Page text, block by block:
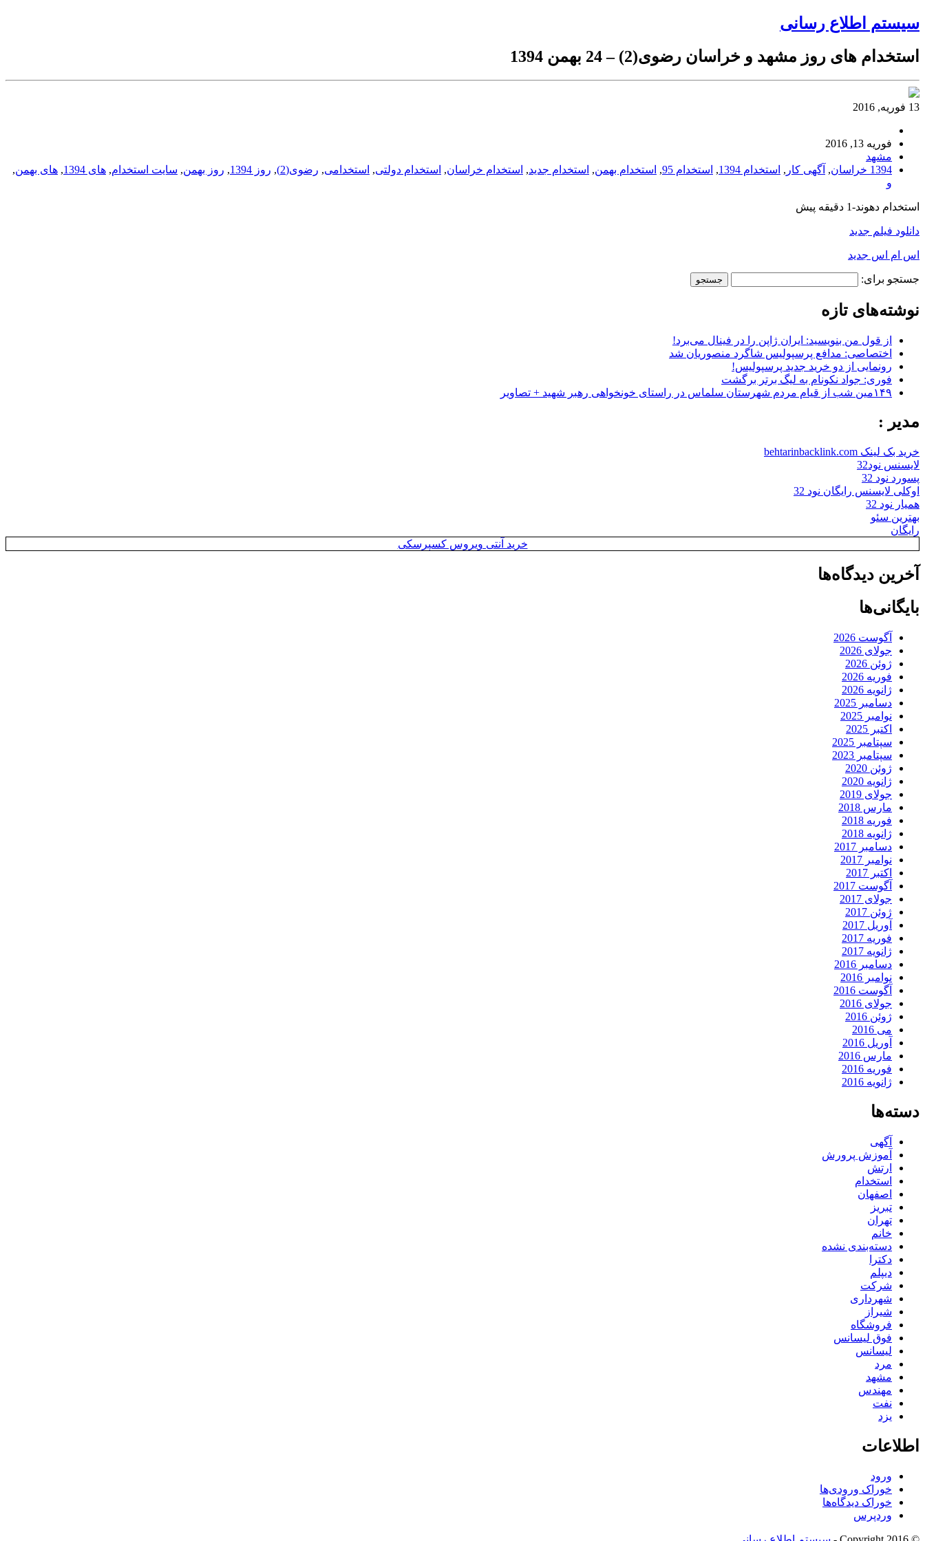
سیستم اطلاع رسانی
استخدام های روز مشهد و خراسان رضوی(2) – 24 بهمن 1394
13 فوریه, 2016
فوریه 13, 2016
مشهد
1394 خراسان
, آگهی کار , استخدام 1394 , استخدام 95 , استخدام بهمن, استخدام جدید, استخدام خراسان, استخدام دولتی, استخدامی, رضوی(2) , روز 1394 , روز بهمن, سایت استخدام, های 1394 , های بهمن,
و
استخدام دهوند-1 دقیقه پیش
دانلود فیلم جدید
اس ام اس جدید
جستجو برای:
نوشته‌های تازه
از قول من بنویسید: ایران ژاپن را در فینال می‌برد!
اختصاصی: مدافع پرسپولیس شاگرد منصوریان شد
رونمایی از دو خرید جدید پرسپولیس!
فوری: جواد نکونام به لیگ برتر برگشت
۱۴۹مین شب از قیام مردم شهرستان سلماس در راستای خونخواهی رهبر شهید + تصاویر
مدیر :
خرید بک لینک behtarinbacklink.com
لایسنس نود32
پسورد نود 32
اوکلی لایسنس رایگان نود 32
همیار نود 32
بهترین سئو
رایگان
خرید آنتی ویروس کسپرسکی
آخرین دیدگاه‌ها
بایگانی‌ها
آگوست 2026
جولای 2026
ژوئن 2026
فوریه 2026
ژانویه 2026
دسامبر 2025
نوامبر 2025
اکتبر 2025
سپتامبر 2025
سپتامبر 2023
ژوئن 2020
ژانویه 2020
جولای 2019
مارس 2018
فوریه 2018
ژانویه 2018
دسامبر 2017
نوامبر 2017
اکتبر 2017
آگوست 2017
جولای 2017
ژوئن 2017
آوریل 2017
فوریه 2017
ژانویه 2017
دسامبر 2016
نوامبر 2016
آگوست 2016
جولای 2016
ژوئن 2016
می 2016
آوریل 2016
مارس 2016
فوریه 2016
ژانویه 2016
دسته‌ها
آگهی
آموزش پرورش
ارتش
استخدام
اصفهان
تبریز
تهران
خانم
دسته‌بندی نشده
دکترا
دیپلم
شرکت
شهرداری
شیراز
فروشگاه
فوق لیسانس
لیسانس
مرد
مشهد
مهندس
نفت
یزد
اطلاعات
ورود
خوراک ورودی‌ها
خوراک دیدگاه‌ها
وردپرس